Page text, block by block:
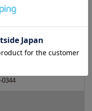
変更される場合がござ
が混在する場合もござ
いいたします。
0344